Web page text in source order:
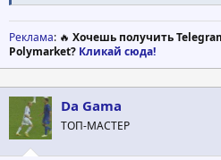
Реклама: 🔥 Хочешь получить
Polymarket? Кликай сюда!
Da Gama
ТОП-МАСТЕР